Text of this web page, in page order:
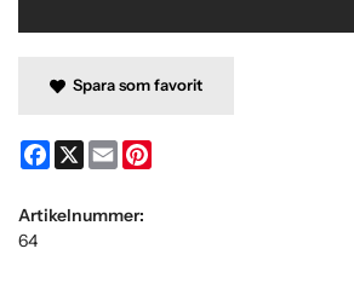
Spara som favorit
Facebook
X Email
Artikelnummer:
64